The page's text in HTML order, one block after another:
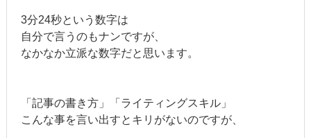
3分24秒という数字は
自分で言うのもナンですが、
なかなか立派な数字だと思います。
「記事の書き方」「ライティングスキル」
こんな事を言い出すとキリがないのですが、